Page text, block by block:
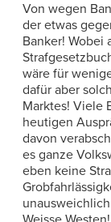
Von wegen
der etwas
Banker! Wobei
wäre für
dafür aber
Marktes! Viele
heutigen
davon
es ganze
eben keine